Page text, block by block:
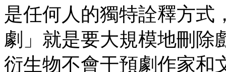
是任何人的獨特詮釋方式
劇」就是要大規模地刪除
衍生物不會干預劇作家和